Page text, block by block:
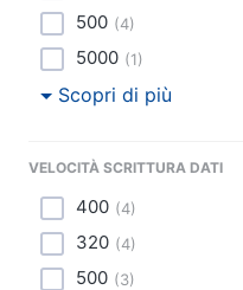
500 (4)
5000 (1)
Scopri di più
VELOCITÀ SCRITTURA DATI
400 (4)
320 (4)
500 (3)